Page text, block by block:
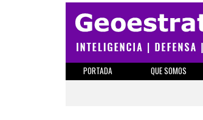
PORTADA QUE SOMOS